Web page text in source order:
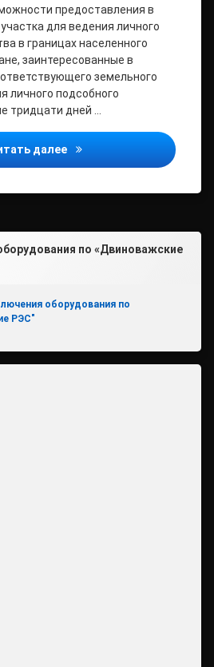
предоставления в
для ведения личного
в границах населенного
заинтересованные в
земельного
личного подсобного
тридцати дней …
далее ИЗВЕЩЕНИЕ О
по «Двиноважские